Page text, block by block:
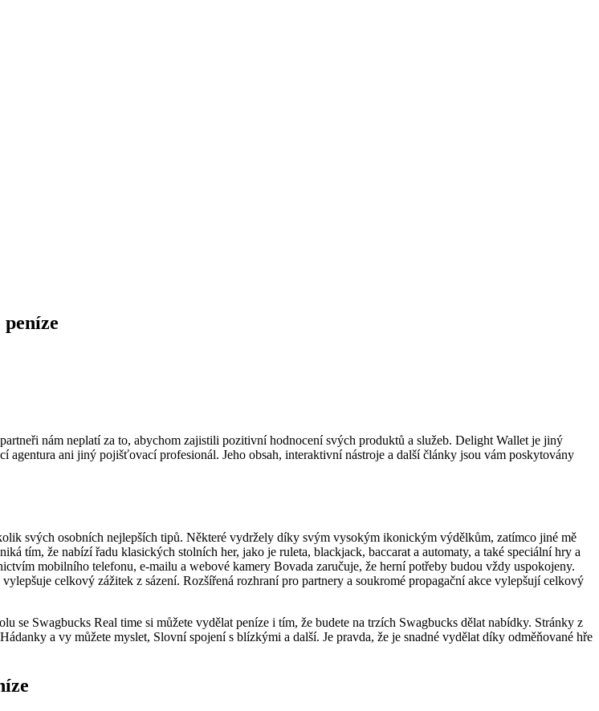
nám neplatí za to, abychom zajistili pozitivní hodnocení svých produktů a služeb. Delight Wallet je jiný
agentura ani jiný pojišťovací profesionál. Jeho obsah, interaktivní nástroje a další články jsou vám poskytovány
svých osobních nejlepších tipů. Některé vydržely díky svým vysokým ikonickým výdělkům, zatímco jiné mě
tím, že nabízí řadu klasických stolních her, jako je ruleta, blackjack, baccarat a automaty, a také speciální hry a
mobilního telefonu, e-mailu a webové kamery Bovada zaručuje, že herní potřeby budou vždy uspokojeny.
celkový zážitek z sázení. Rozšířená rozhraní pro partnery a soukromé propagační akce vylepšují celkový
se Swagbucks Real time si můžete vydělat peníze i tím, že budete na trzích Swagbucks dělat nabídky. Stránky z
a vy můžete myslet, Slovní spojení s blízkými a další. Je pravda, že je snadné vydělat díky odměňované hře